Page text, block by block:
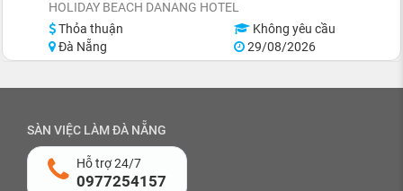
HOLIDAY BEACH DANANG HOTEL
Thỏa thuận
Không yêu cầu
Đà Nẵng
29/08/2026
SÀN VIỆC LÀM ĐÀ NẴNG
Hỗ trợ 24/7
0977254157